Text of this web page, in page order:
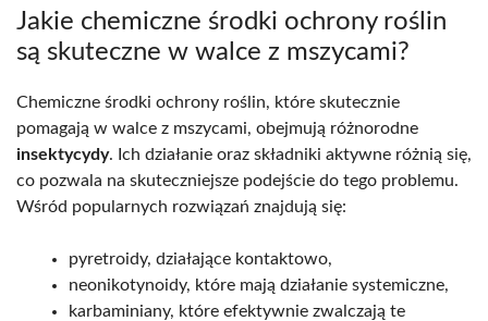
Jakie chemiczne środki ochrony roślin
są skuteczne w walce z mszycami?
Chemiczne środki ochrony roślin, które skutecznie
pomagają w walce z mszycami, obejmują różnorodne
insektycydy. Ich działanie oraz składniki aktywne różnią się,
co pozwala na skuteczniejsze podejście do tego problemu.
Wśród popularnych rozwiązań znajdują się:
pyretroidy, działające kontaktowo,
neonikotynoidy, które mają działanie systemiczne,
karbaminiany, które efektywnie zwalczają te